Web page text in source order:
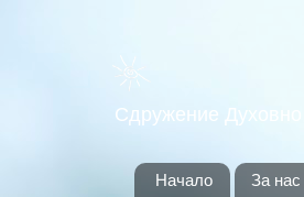
Сдружение Духовно
Начало За нас